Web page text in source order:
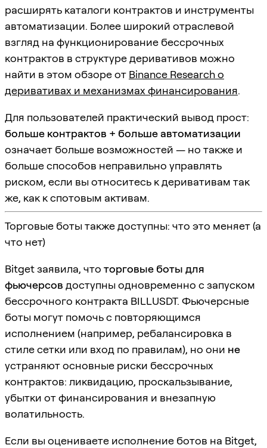
расширять каталоги контрактов и инструменты
автоматизации. Более широкий отраслевой
взгляд на функционирование бессрочных
контрактов в структуре деривативов можно
найти в этом обзоре от Binance Research о
деривативах и механизмах финансирования.
Для пользователей практический вывод прост:
больше контрактов + больше автоматизации
означает больше возможностей — но также и
больше способов неправильно управлять
риском, если вы относитесь к деривативам так
же, как к спотовым активам.
Торговые боты также доступны: что это меняет (а
что нет)
Bitget заявила, что торговые боты для
фьючерсов доступны одновременно с запуском
бессрочного контракта BILLUSDT. Фьючерсные
боты могут помочь с повторяющимся
исполнением (например, ребалансировка в
стиле сетки или вход по правилам), но они не
устраняют основные риски бессрочных
контрактов: ликвидацию, проскальзывание,
убытки от финансирования и внезапную
волатильность.
Если вы оцениваете исполнение ботов на Bitget,